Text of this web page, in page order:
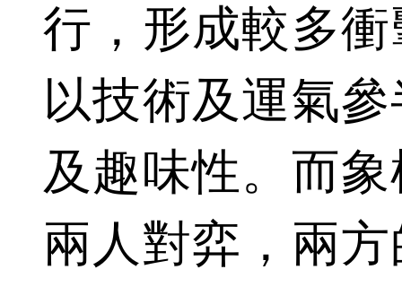
行，形成較多
以技術及運氣
及趣味性。而
兩人對弈，兩